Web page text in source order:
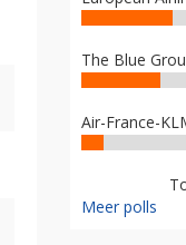
The Blue
Air-France-
Meer polls